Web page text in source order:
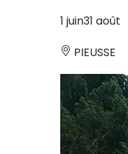
1 juin31 août
PIEUSSE